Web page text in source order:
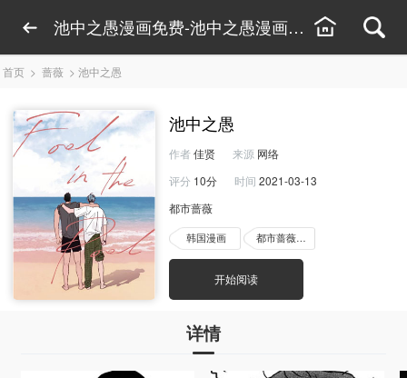
池中之愚漫画免费-池中之愚漫画全集观看
首页 > 蔷薇 > 池中之愚
池中之愚
作者 佳贤 来源 网络
评分 10分 时间 2021-03-13
都市蔷薇
韩国漫画 都市蔷薇漫画
开始阅读
详情